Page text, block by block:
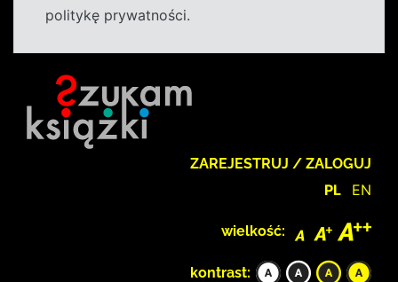
politykę prywatności.
ZAREJESTRUJ / ZALOGUJ
PL EN
wielkość:
kontrast: